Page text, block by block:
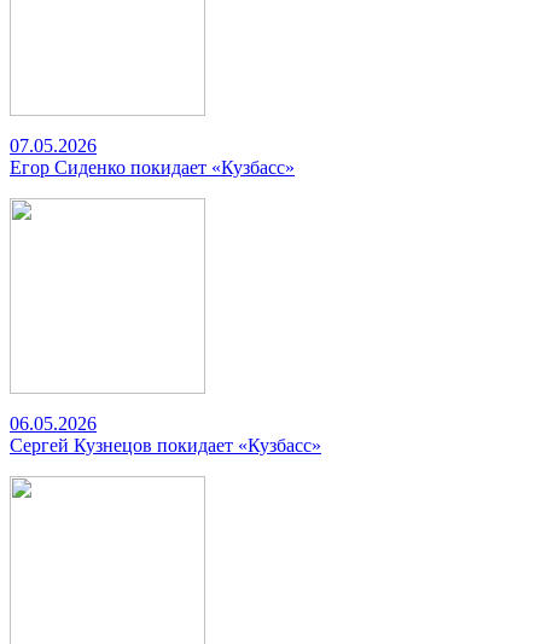
07.05.2026
Егор Сиденко покидает «Кузбасс»
06.05.2026
Сергей Кузнецов покидает «Кузбасс»